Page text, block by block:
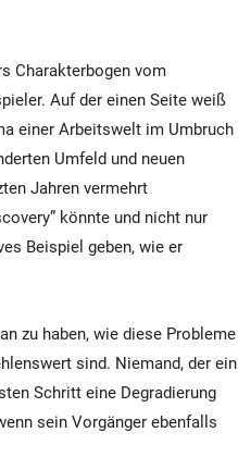
Charakterbogen vom
Auf der einen Seite weiß
einer Arbeitswelt im Umbruch
Umfeld und neuen
Jahren vermehrt
könnte und nicht nur
Beispiel geben, wie er
zu haben, wie diese Probleme
sind. Niemand, der ein
Schritt eine Degradierung
sein Vorgänger ebenfalls